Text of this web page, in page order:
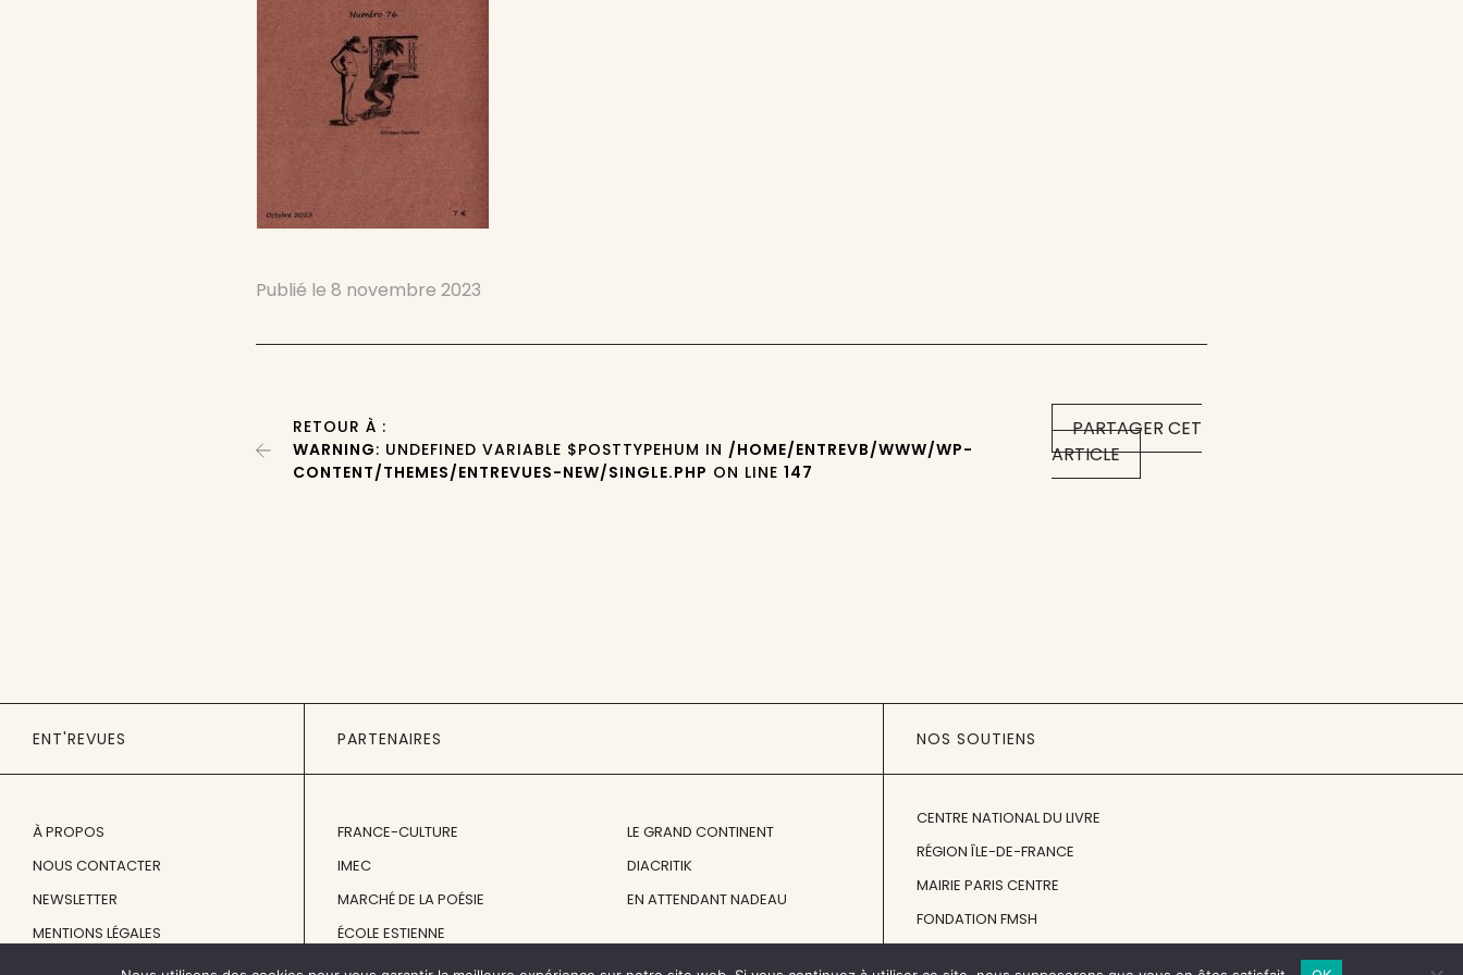
Publié le8 novembre 2023
PARTAGER CET
ARTICLE
RETOUR À :
WARNING: UNDEFINED VARIABLE $POSTTYPEHUM IN /HOME/ENTREVB/WWW/WP-
CONTENT/THEMES/ENTREVUES-NEW/SINGLE.PHP ON LINE147
ENT'REVUES
À PROPOS
NOUS CONTACTER
NEWSLETTER
MENTIONS LÉGALES
PARTENAIRES
FRANCE-CULTURE
IMEC
MARCHÉ DE LA POÉSIE
ÉCOLE ESTIENNE
LE GRAND CONTINENT
DIACRITIK
EN ATTENDANT NADEAU
NOS SOUTIENS
CENTRE NATIONAL DU LIVRE
RÉGION ÎLE-DE-FRANCE
MAIRIE PARIS CENTRE
FONDATION FMSH